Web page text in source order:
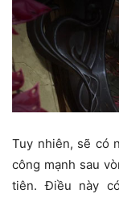
Tuy nhiên, sẽ có
công mạnh sau
tiên. Điều này